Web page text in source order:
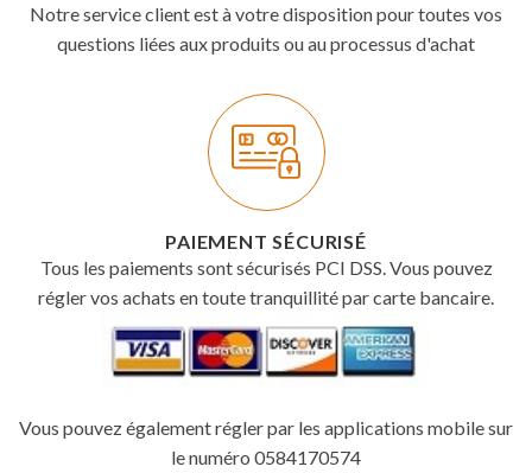
Notre service client est à votre disposition pour toutes vos
questions liées aux produits ou au processus d'achat
PAIEMENT SÉCURISÉ
Tous les paiements sont sécurisés PCI DSS. Vous pouvez
régler vos achats en toute tranquillité par carte bancaire.
Vous pouvez également régler par les applications mobile sur
le numéro 0584170574